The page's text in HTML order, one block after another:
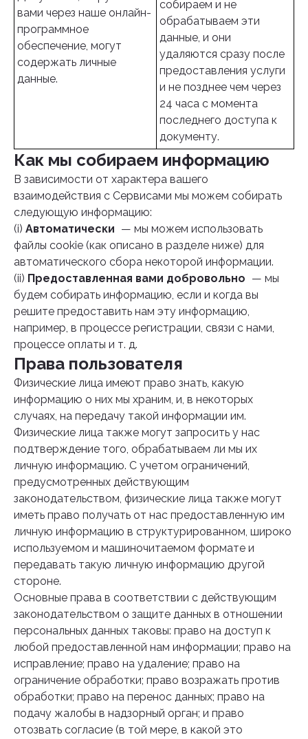
вами через наше онлайн-
программное
обеспечение, могут
содержать личные
данные.
собираем и не
обрабатываем эти
данные, и они
удаляются сразу после
предоставления услуги
и не позднее чем через
24 часа с момента
последнего доступа к
документу.
Как мы собираем информацию
В зависимости от характера вашего
взаимодействия с Сервисами мы можем собирать
следующую информацию:
(i) Автоматически — мы можем использовать
файлы cookie (как описано в разделе ниже) для
автоматического сбора некоторой информации.
(ii) Предоставленная вами добровольно — мы
будем собирать информацию, если и когда вы
решите предоставить нам эту информацию,
например, в процессе регистрации, связи с нами,
процессе оплаты и т. д.
Права пользователя
Физические лица имеют право знать, какую
информацию о них мы храним, и, в некоторых
случаях, на передачу такой информации им.
Физические лица также могут запросить у нас
подтверждение того, обрабатываем ли мы их
личную информацию. С учетом ограничений,
предусмотренных действующим
законодательством, физические лица также могут
иметь право получать от нас предоставленную им
личную информацию в структурированном, широко
используемом и машиночитаемом формате и
передавать такую личную информацию другой
стороне.
Основные права в соответствии с действующим
законодательством о защите данных в отношении
персональных данных таковы: право на доступ к
любой предоставленной нам информации; право на
исправление; право на удаление; право на
ограничение обработки; право возражать против
обработки; право на перенос данных; право на
подачу жалобы в надзорный орган; и право
отозвать согласие (в той мере, в какой это